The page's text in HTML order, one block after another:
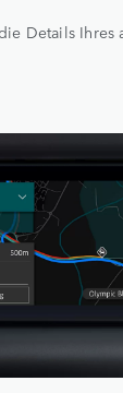
Details Ihres